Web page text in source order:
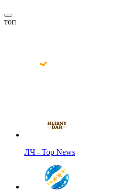
топ
ЛЧ - Top News